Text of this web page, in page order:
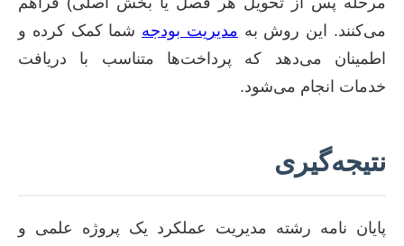
می‌کنند. این روش به مدیریت بودجه شما کمک کرده و
اطمینان می‌دهد که پرداخت‌ها متناسب با دریافت
خدمات انجام می‌شود.
نتیجه‌گیری
پایان نامه رشته مدیریت عملکرد یک پروژه علمی و